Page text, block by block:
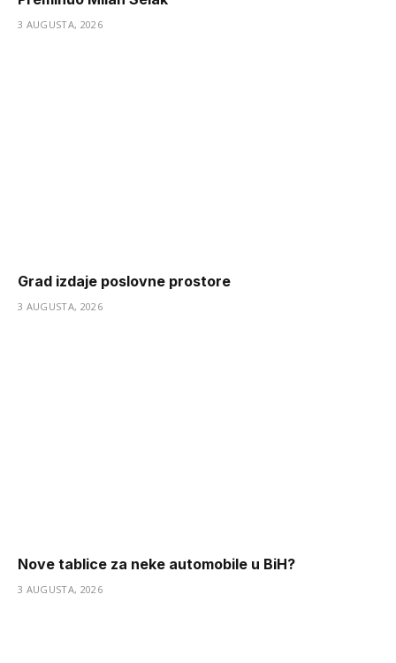
3 AUGUSTA, 2026
Grad izdaje poslovne prostore
3 AUGUSTA, 2026
Nove tablice za neke automobile u BiH?
3 AUGUSTA, 2026